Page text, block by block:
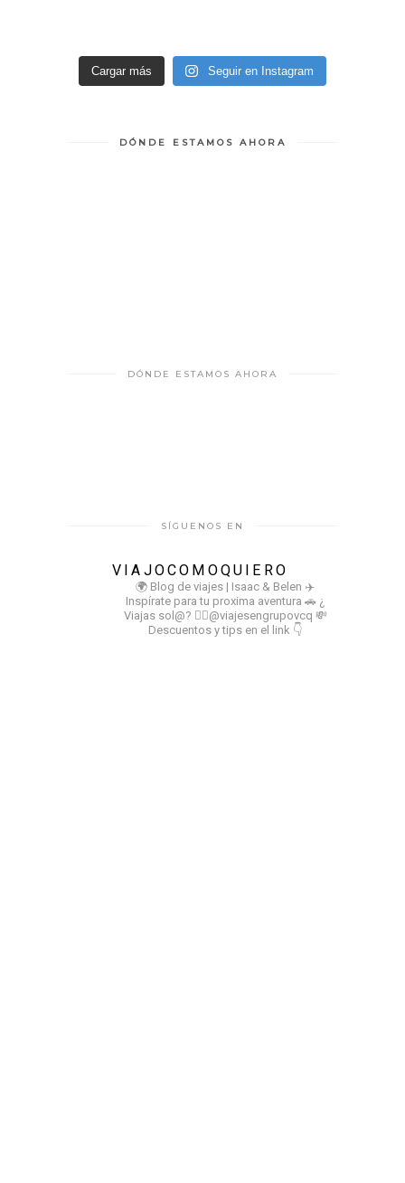
Cargar más Seguir en Instagram
DÓNDE ESTAMOS AHORA
DÓNDE ESTAMOS AHORA
SÍGUENOS EN
VIAJOCOMOQUIERO
🌍 Blog de viajes | Isaac & Belen ✈️
Inspírate para tu proxima aventura 🚗 ¿
Viajas sol@? 👉🏻@viajesengrupovcq 💸
Descuentos y tips en el link 👇